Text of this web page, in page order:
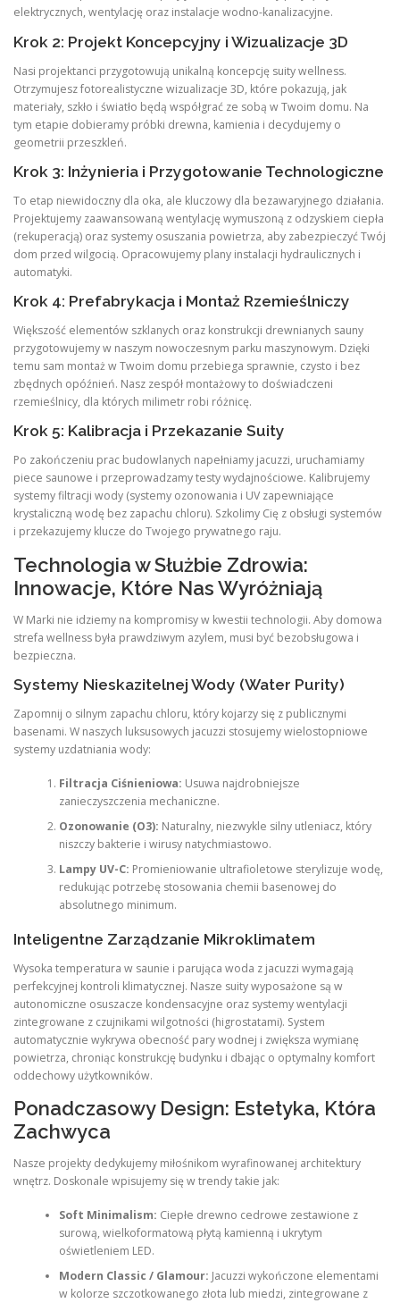
elektrycznych, wentylację oraz instalacje wodno-kanalizacyjne.
Krok 2: Projekt Koncepcyjny i Wizualizacje 3D
Nasi projektanci przygotowują unikalną koncepcję suity wellness.
Otrzymujesz fotorealistyczne wizualizacje 3D, które pokazują, jak
materiały, szkło i światło będą współgrać ze sobą w Twoim domu. Na
tym etapie dobieramy próbki drewna, kamienia i decydujemy o
geometrii przeszkleń.
Krok 3: Inżynieria i Przygotowanie Technologiczne
To etap niewidoczny dla oka, ale kluczowy dla bezawaryjnego działania.
Projektujemy zaawansowaną wentylację wymuszoną z odzyskiem ciepła
(rekuperacją) oraz systemy osuszania powietrza, aby zabezpieczyć Twój
dom przed wilgocią. Opracowujemy plany instalacji hydraulicznych i
automatyki.
Krok 4: Prefabrykacja i Montaż Rzemieślniczy
Większość elementów szklanych oraz konstrukcji drewnianych sauny
przygotowujemy w naszym nowoczesnym parku maszynowym. Dzięki
temu sam montaż w Twoim domu przebiega sprawnie, czysto i bez
zbędnych opóźnień. Nasz zespół montażowy to doświadczeni
rzemieślnicy, dla których milimetr robi różnicę.
Krok 5: Kalibracja i Przekazanie Suity
Po zakończeniu prac budowlanych napełniamy jacuzzi, uruchamiamy
piece saunowe i przeprowadzamy testy wydajnościowe. Kalibrujemy
systemy filtracji wody (systemy ozonowania i UV zapewniające
krystaliczną wodę bez zapachu chloru). Szkolimy Cię z obsługi systemów
i przekazujemy klucze do Twojego prywatnego raju.
Technologia w Służbie Zdrowia:
Innowacje, Które Nas Wyróżniają
W Marki nie idziemy na kompromisy w kwestii technologii. Aby domowa
strefa wellness była prawdziwym azylem, musi być bezobsługowa i
bezpieczna.
Systemy Nieskazitelnej Wody (Water Purity)
Zapomnij o silnym zapachu chloru, który kojarzy się z publicznymi
basenami. W naszych luksusowych jacuzzi stosujemy wielostopniowe
systemy uzdatniania wody:
Filtracja Ciśnieniowa: Usuwa najdrobniejsze
zanieczyszczenia mechaniczne.
Ozonowanie (O3): Naturalny, niezwykle silny utleniacz, który
niszczy bakterie i wirusy natychmiastowo.
Lampy UV-C: Promieniowanie ultrafioletowe sterylizuje wodę,
redukując potrzebę stosowania chemii basenowej do
absolutnego minimum.
Inteligentne Zarządzanie Mikroklimatem
Wysoka temperatura w saunie i parująca woda z jacuzzi wymagają
perfekcyjnej kontroli klimatycznej. Nasze suity wyposażone są w
autonomiczne osuszacze kondensacyjne oraz systemy wentylacji
zintegrowane z czujnikami wilgotności (higrostatami). System
automatycznie wykrywa obecność pary wodnej i zwiększa wymianę
powietrza, chroniąc konstrukcję budynku i dbając o optymalny komfort
oddechowy użytkowników.
Ponadczasowy Design: Estetyka, Która
Zachwyca
Nasze projekty dedykujemy miłośnikom wyrafinowanej architektury
wnętrz. Doskonale wpisujemy się w trendy takie jak:
Soft Minimalism: Ciepłe drewno cedrowe zestawione z
surową, wielkoformatową płytą kamienną i ukrytym
oświetleniem LED.
Modern Classic / Glamour: Jacuzzi wykończone elementami
w kolorze szczotkowanego złota lub miedzi, zintegrowane z